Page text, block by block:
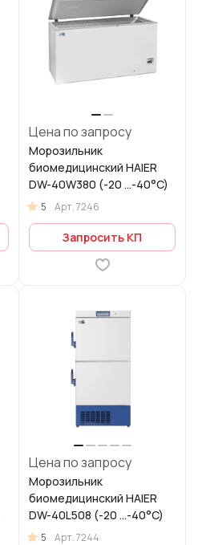
Цена по запросу
Морозильник
биомедицинский HAIER
DW-40W380 (-20 ...-40°C)
5 Арт.7246
Запросить КП
Цена по запросу
Морозильник
биомедицинский HAIER
DW-40L508 (-20 ...-40°C)
5 Арт.7244